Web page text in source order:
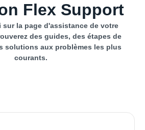
Flex Support
sur la page d'assistance de votre
des guides, des étapes de
solutions aux problèmes les plus
courants.